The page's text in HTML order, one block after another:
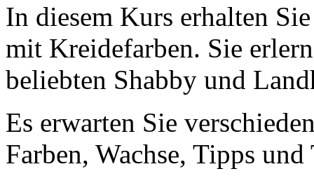
In diesem Kurs erhalten
mit Kreidefarben. Sie
beliebten Shabby und
Es erwarten Sie
Farben, Wachse, Tipps